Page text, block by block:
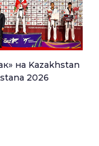
на Kazakhstan
2026